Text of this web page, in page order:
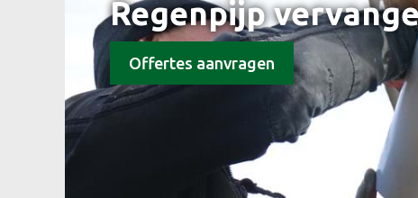
Regenpijp
Offertes aanvragen